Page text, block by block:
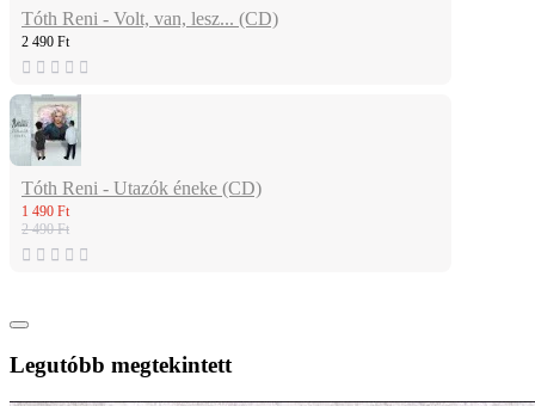
Tóth Reni - Volt, van, lesz... (CD)
2 490 Ft
Tóth Reni - Utazók éneke (CD)
1 490 Ft
2 490 Ft
Legutóbb megtekintett